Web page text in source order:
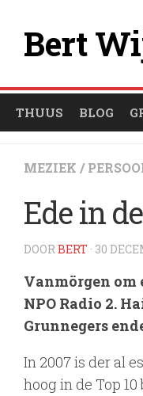
Bert
THUUS BLOG
MEZIEK /
Ede in
DOORBERT · 30
Vanmörgen om
NPO Radio 2.
Grunnegers
In 2007 is der al
hoog in de Top